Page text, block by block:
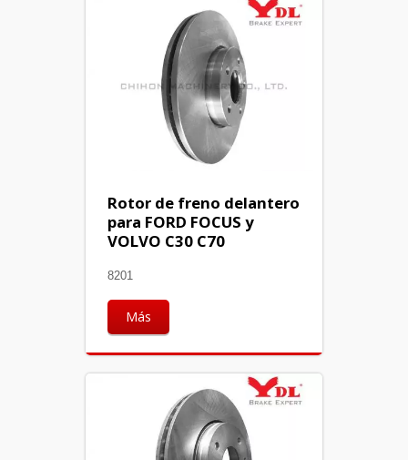
Rotor de freno delantero
para FORD FOCUS y
VOLVO C30 C70
8201
Más